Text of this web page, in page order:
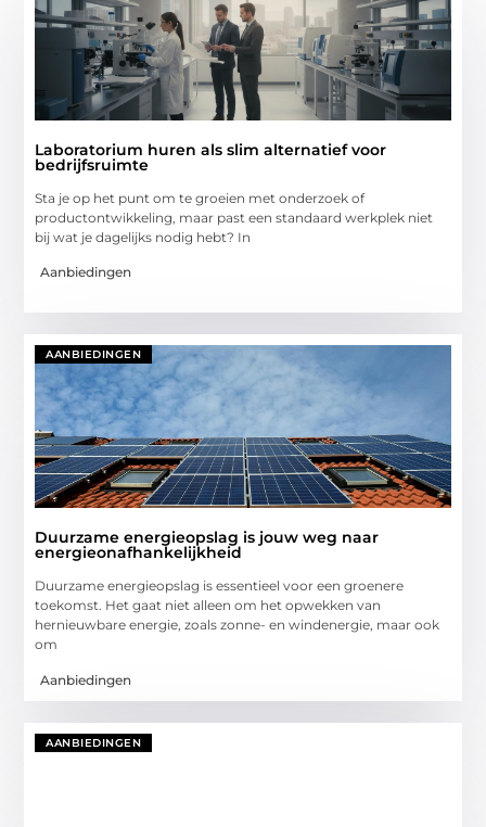
Laboratorium huren als slim alternatief voor
bedrijfsruimte
Sta je op het punt om te groeien met onderzoek of
productontwikkeling, maar past een standaard werkplek niet
bij wat je dagelijks nodig hebt? In
Aanbiedingen
AANBIEDINGEN
Duurzame energieopslag is jouw weg naar
energieonafhankelijkheid
Duurzame energieopslag is essentieel voor een groenere
toekomst. Het gaat niet alleen om het opwekken van
hernieuwbare energie, zoals zonne- en windenergie, maar ook
om
Aanbiedingen
AANBIEDINGEN